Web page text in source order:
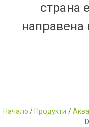
страна
направена
Начало / Продукти /